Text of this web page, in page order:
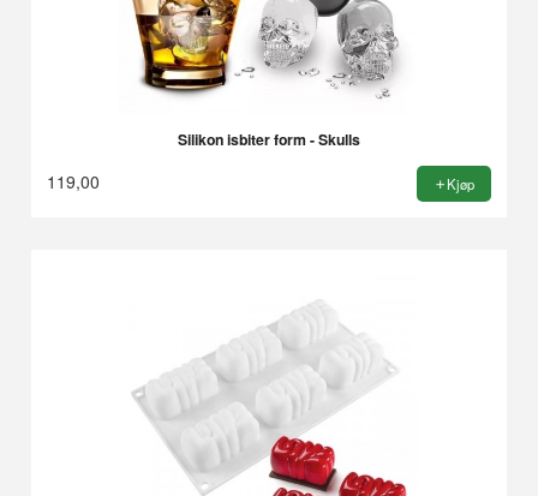
Silikon isbiter form - Skulls
119,00 Kjøp